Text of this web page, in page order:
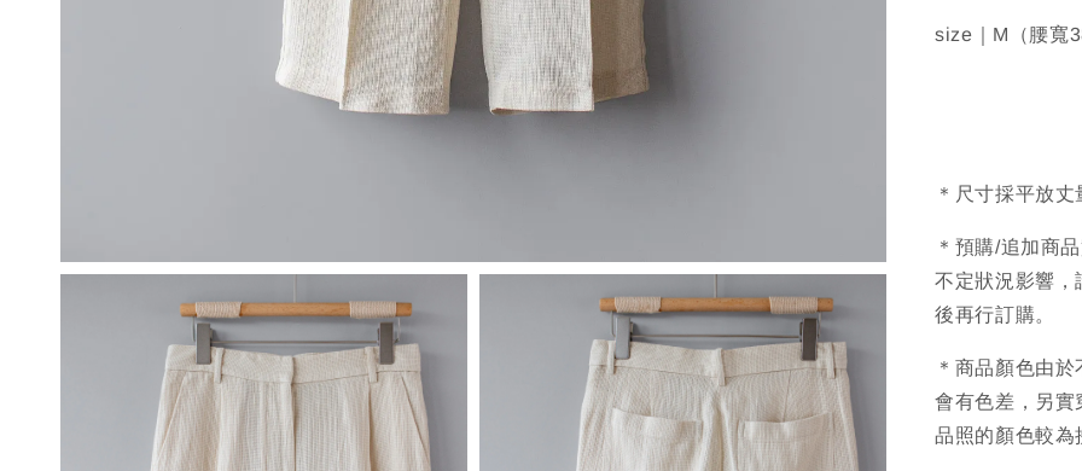
size｜M（腰寬
＊尺寸採平放
＊預購/追加商
不定狀況影響，
後再行訂購。
＊商品顏色由
會有色差，另實
品照的顏色較為